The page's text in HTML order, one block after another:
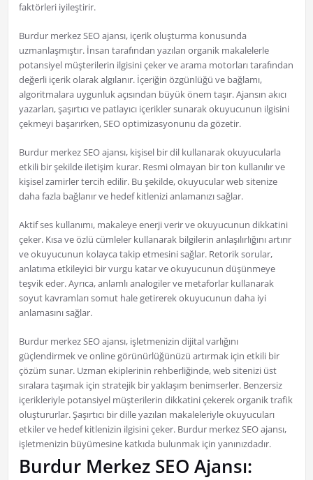
faktörleri iyileştirir.
Burdur merkez SEO ajansı, içerik oluşturma konusunda
uzmanlaşmıştır. İnsan tarafından yazılan organik makalelerle
potansiyel müşterilerin ilgisini çeker ve arama motorları tarafından
değerli içerik olarak algılanır. İçeriğin özgünlüğü ve bağlamı,
algoritmalara uygunluk açısından büyük önem taşır. Ajansın akıcı
yazarları, şaşırtıcı ve patlayıcı içerikler sunarak okuyucunun ilgisini
çekmeyi başarırken, SEO optimizasyonunu da gözetir.
Burdur merkez SEO ajansı, kişisel bir dil kullanarak okuyucularla
etkili bir şekilde iletişim kurar. Resmi olmayan bir ton kullanılır ve
kişisel zamirler tercih edilir. Bu şekilde, okuyucular web sitenize
daha fazla bağlanır ve hedef kitlenizi anlamanızı sağlar.
Aktif ses kullanımı, makaleye enerji verir ve okuyucunun dikkatini
çeker. Kısa ve özlü cümleler kullanarak bilgilerin anlaşılırlığını artırır
ve okuyucunun kolayca takip etmesini sağlar. Retorik sorular,
anlatıma etkileyici bir vurgu katar ve okuyucunun düşünmeye
teşvik eder. Ayrıca, anlamlı analogiler ve metaforlar kullanarak
soyut kavramları somut hale getirerek okuyucunun daha iyi
anlamasını sağlar.
Burdur merkez SEO ajansı, işletmenizin dijital varlığını
güçlendirmek ve online görünürlüğünüzü artırmak için etkili bir
çözüm sunar. Uzman ekiplerinin rehberliğinde, web sitenizi üst
sıralara taşımak için stratejik bir yaklaşım benimserler. Benzersiz
içerikleriyle potansiyel müşterilerin dikkatini çekerek organik trafik
oluştururlar. Şaşırtıcı bir dille yazılan makaleleriyle okuyucuları
etkiler ve hedef kitlenizin ilgisini çeker. Burdur merkez SEO ajansı,
işletmenizin büyümesine katkıda bulunmak için yanınızdadır.
Burdur Merkez SEO Ajansı: